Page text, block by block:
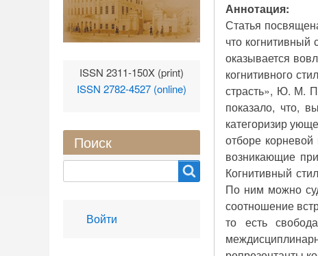
Аннотация:
Статья
что
оказывается
когнитивного
страсть», Ю. М.
показало, что,
категоризир
отборе
возникающие
Когнитивный
По ним можно
соотношение
то есть
ISSN 2311-150X (print)
ISSN 2782-4527 (online)
Поиск
User
account
Войти